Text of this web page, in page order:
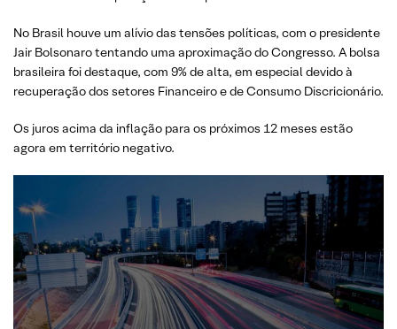
No Brasil houve um alívio das tensões políticas, com o presidente
Jair Bolsonaro tentando uma aproximação do Congresso. A bolsa
brasileira foi destaque, com 9% de alta, em especial devido à
recuperação dos setores Financeiro e de Consumo Discricionário.
Os juros acima da inflação para os próximos 12 meses estão
agora em território negativo.